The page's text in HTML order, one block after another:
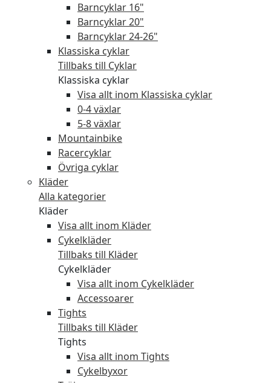
Barncyklar 16"
Barncyklar 20"
Barncyklar 24-26"
Klassiska cyklar
Tillbaks till Cyklar
Klassiska cyklar
Visa allt inom Klassiska cyklar
0-4 växlar
5-8 växlar
Mountainbike
Racercyklar
Övriga cyklar
Kläder
Alla kategorier
Kläder
Visa allt inom Kläder
Cykelkläder
Tillbaks till Kläder
Cykelkläder
Visa allt inom Cykelkläder
Accessoarer
Tights
Tillbaks till Kläder
Tights
Visa allt inom Tights
Cykelbyxor